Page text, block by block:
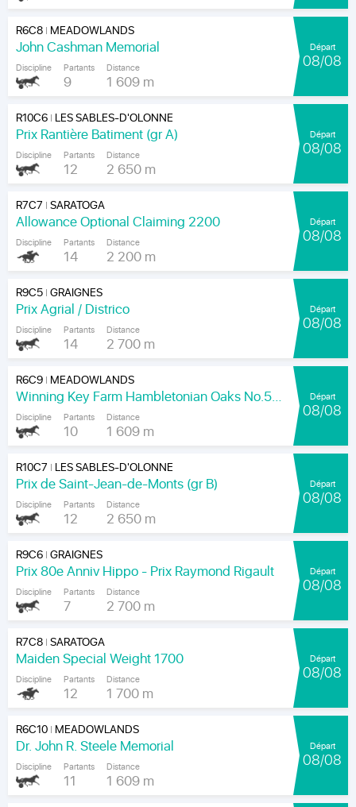
R6C8| MEADOWLANDS
John Cashman Memorial
Discipline Partants
9
Distance
1 609 m
Départ
08/08
R10C6| LES SABLES-D'OLONNE
Prix Rantière Batiment (gr A)
Discipline Partants
12
Distance
2 650 m
Départ
08/08
R7C7 |SARATOGA
Allowance Optional Claiming 2200
Discipline Partants
14
Distance
2 200 m
Départ
08/08
R9C5|GRAIGNES
Prix Agrial / Districo
Discipline Partants
14
Distance
2 700 m
Départ
08/08
R6C9| MEADOWLANDS
Winning Key Farm Hambletonian Oaks No.56 - Final
Discipline Partants
10
Distance
1 609 m
Départ
08/08
R10C7 | LES SABLES-D'OLONNE
Prix de Saint-Jean-de-Monts (gr B)
Discipline Partants
12
Distance
2 650 m
Départ
08/08
R9C6|GRAIGNES
Prix 80e Anniv Hippo - Prix Raymond Rigault
Discipline Partants
7
Distance
2 700 m
Départ
08/08
R7C8|SARATOGA
Maiden Special Weight 1700
Discipline Partants
12
Distance
1 700 m
Départ
08/08
R6C10| MEADOWLANDS
Dr. John R. Steele Memorial
Discipline Partants
11
Distance
1 609 m
Départ
08/08